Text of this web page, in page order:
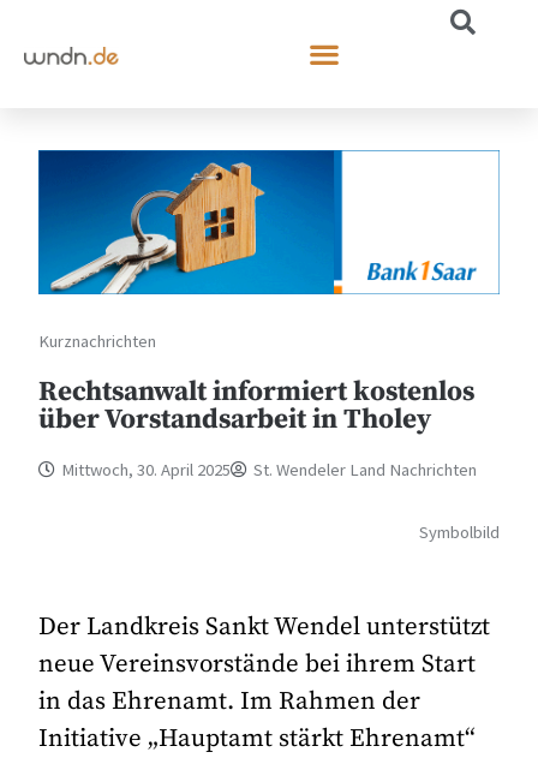
Kurznachrichten
Rechtsanwalt informiert kostenlos
über Vorstandsarbeit in Tholey
Mittwoch, 30. April 2025 St. Wendeler Land Nachrichten
Symbolbild
Der Landkreis Sankt Wendel unterstützt
neue Vereinsvorstände bei ihrem Start
in das Ehrenamt. Im Rahmen der
Initiative „Hauptamt stärkt Ehrenamt“